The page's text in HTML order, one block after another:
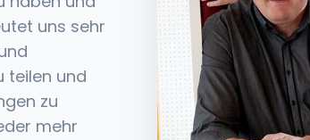
uns sehr
teilen und
zu
mehr